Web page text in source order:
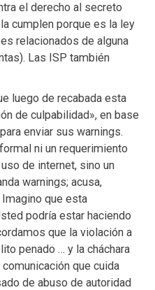
el derecho al secreto
cumplen porque es la ley
relacionados de alguna
Las ISP también
luego de recabada esta
de culpabilidad», en base
enviar sus warnings.
ni un requerimiento
de internet, sino un
warnings; acusa,
que esta
podría estar haciendo
que la violación a
penado … y la cháchara
que cuida
de abuso de autoridad